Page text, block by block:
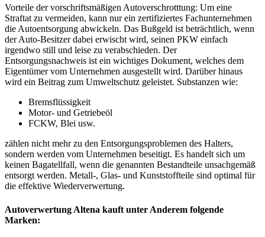
Vorteile der vorschriftsmäßigen Autoverschrotttung: Um eine
Straftat zu vermeiden, kann nur ein zertifiziertes Fachunternehmen
die Autoentsorgung abwickeln. Das Bußgeld ist beträchtlich, wenn
der Auto-Besitzer dabei erwischt wird, seinen PKW einfach
irgendwo still und leise zu verabschieden. Der
Entsorgungsnachweis ist ein wichtiges Dokument, welches dem
Eigentümer vom Unternehmen ausgestellt wird. Darüber hinaus
wird ein Beitrag zum Umweltschutz geleistet. Substanzen wie:
Bremsflüssigkeit
Motor- und Getriebeöl
FCKW, Blei usw.
zählen nicht mehr zu den Entsorgungsproblemen des Halters,
sondern werden vom Unternehmen beseitigt. Es handelt sich um
keinen Bagatellfall, wenn die genannten Bestandteile unsachgemäß
entsorgt werden. Metall-, Glas- und Kunststoffteile sind optimal für
die effektive Wiederverwertung.
Autoverwertung Altena kauft unter Anderem folgende
Marken: